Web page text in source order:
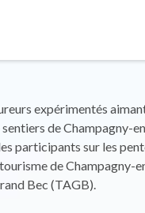
expérimentés
de Champagny-
participants sur les
de Champagny-
Bec (TAGB).